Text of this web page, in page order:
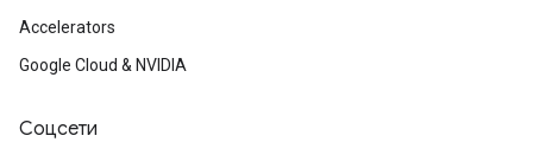
Accelerators
Google Cloud & NVIDIA
Соцсети